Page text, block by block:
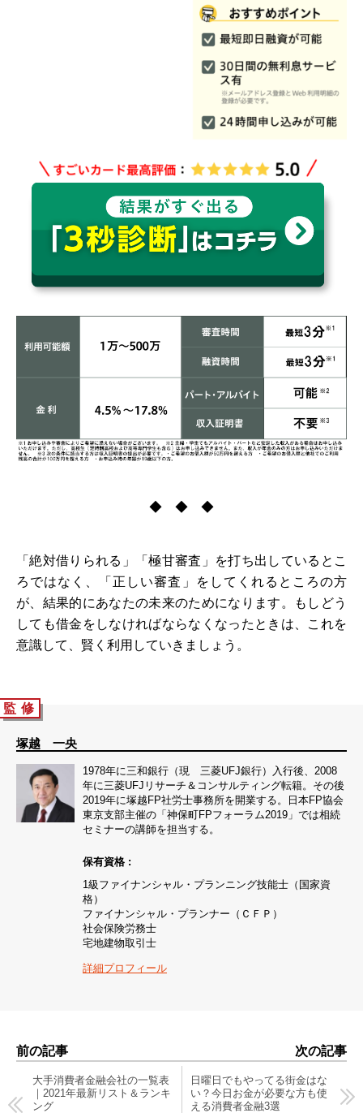
◆ ◆ ◆
「絶対借りられる」「極甘審査」を打ち出しているとこ
ろではなく、「正しい審査」をしてくれるところの方
が、結果的にあなたの未来のためになります。もしどう
しても借金をしなければならなくなったときは、これを
意識して、賢く利用していきましょう。
監 修
塚越 一央
1978年に三和銀行（現 三菱UFJ銀行）入行後、2008
年に三菱UFJリサーチ＆コンサルティング転籍。その後
2019年に塚越FP社労士事務所を開業する。日本FP協会
東京支部主催の「神保町FPフォーラム2019」では相続
セミナーの講師を担当する。
保有資格 :
1級ファイナンシャル・プランニング技能士（国家資
格）
ファイナンシャル・プランナー（ＣＦＰ）
社会保険労務士
宅地建物取引士
詳細プロフィール
前の記事 次の記事
大手消費者金融会社の一覧表
｜2021年最新リスト＆ランキ
ング
日曜日でもやってる街金はな
い？今日お金が必要な方も使
える消費者金融3選